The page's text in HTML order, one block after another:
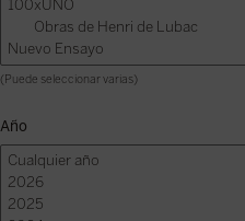
(Puede seleccionar varias)
Año